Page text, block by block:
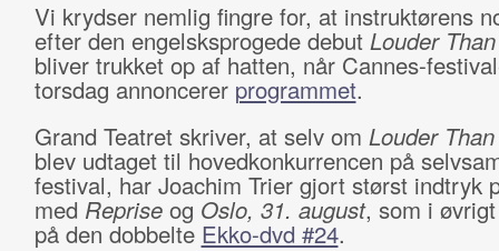
Vi krydser nemlig fingre for, at instruktørens
efter den engelsksprogede debut Louder
bliver trukket op af hatten, når Cannes-
torsdag annoncerer programmet.
Grand Teatret skriver, at selv om Louder
blev udtaget til hovedkonkurrencen på
festival, har Joachim Trier gjort størst indtryk
med Reprise og Oslo, 31. august, som i
på den dobbelte Ekko-dvd #24.